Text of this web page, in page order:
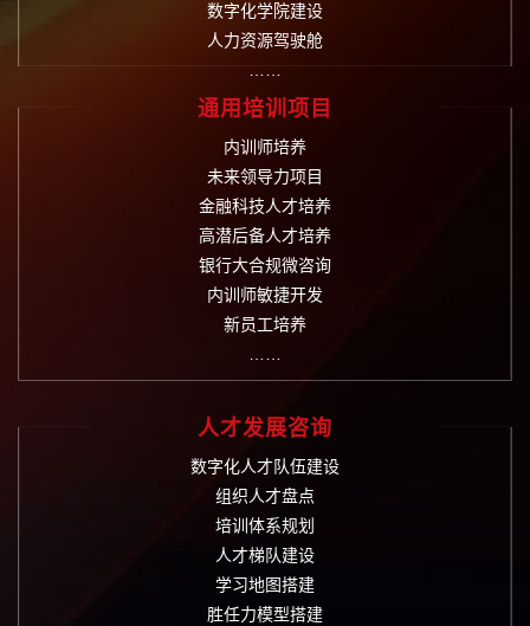
数字化学院建设
人力资源驾驶舱
……
通用培训项目
内训师培养
未来领导力项目
金融科技人才培养
高潜后备人才培养
银行大合规微咨询
内训师敏捷开发
新员工培养
……
人才发展咨询
数字化人才队伍建设
组织人才盘点
培训体系规划
人才梯队建设
学习地图搭建
胜任力模型搭建